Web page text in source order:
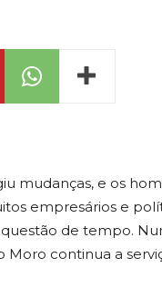
mudanças, e os
empresários e
de tempo.
Moro continua a